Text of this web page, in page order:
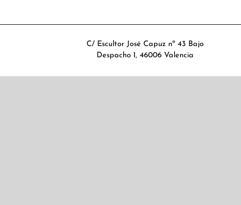
C/ Escultor José Capuz nº 43 Bajo
Despacho 1, 46006 Valencia